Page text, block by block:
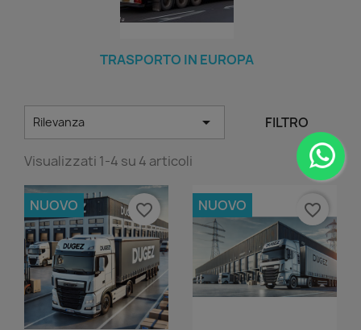
TRASPORTO IN EUROPA
Rilevanza  FILTRO
Visualizzati 1-4 su 4 articoli
NUOVO favorite_border NUOVO favorite_border